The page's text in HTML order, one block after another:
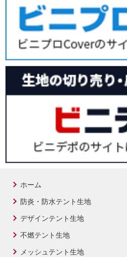
ホーム
防炎・防水テント生地
デザインテント生地
不燃テント生地
メッシュテント生地